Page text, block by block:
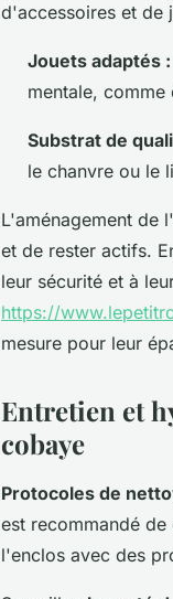
d'accessoires et de
Jouets adaptés :
mentale, comme
Substrat de
le chanvre ou le
L'aménagement de
et de rester actifs.
leur sécurité et à
https://
mesure pour leur
Entretien et
cobaye
Protocoles de
est recommandé
l'enclos avec des